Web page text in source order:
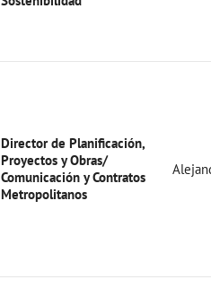
Director de Planificación,
Proyectos y Obras/
Comunicación y Contratos
Metropolitanos